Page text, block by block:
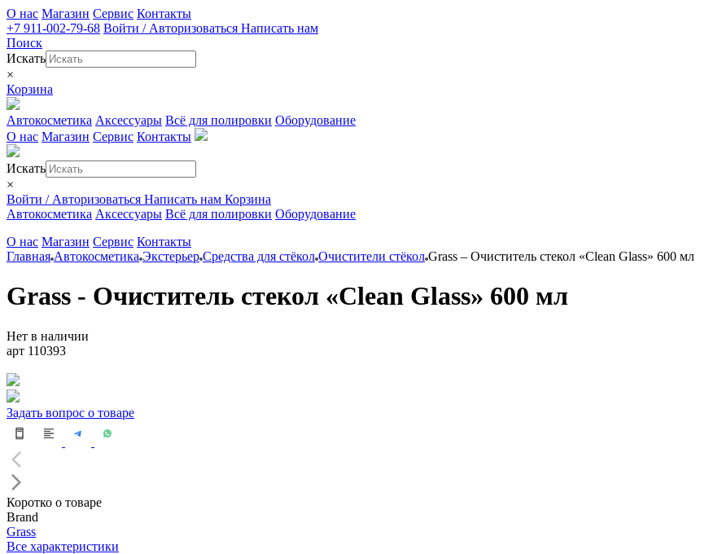
О нас Магазин Сервис Контакты
+7 911-002-79-68 Войти / Авторизоваться Написать нам
Поиск
Искать
×
Корзина
Автокосметика Аксессуары Всё для полировки Оборудование
О нас Магазин Сервис Контакты
Искать
×
Войти / Авторизоваться Написать нам Корзина
Автокосметика Аксессуары Всё для полировки Оборудование
О нас Магазин Сервис Контакты
Главная Автокосметика Экстерьер Средства для стёкол Очистители стёкол Grass – Очиститель стекол «Clean Glass» 600 мл
Grass - Очиститель стекол «Clean Glass» 600 мл
Нет в наличии
арт 110393
Задать вопрос о товаре
Коротко о товаре
Brand
Grass
Все характеристики